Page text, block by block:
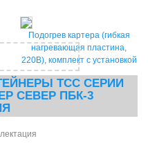
Подогрев картера (гибкая
нагревающая пластина,
220В), комплект с установкой
ТСС СЕРИИ
СЕВЕР ПБК-3